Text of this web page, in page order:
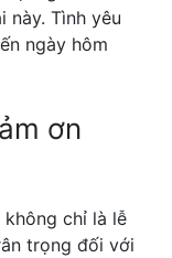
này. Tình yêu
ngày hôm
ơn
chỉ là lễ
trọng đối với